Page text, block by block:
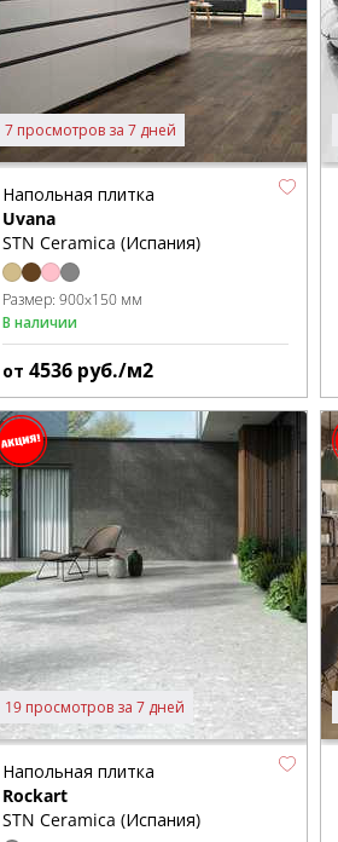
7 просмотров за 7 дней
Напольная плитка
Uvana
STN Ceramica (Испания)
Размер:900x150 мм
В наличии
от4536 руб./м2
19 просмотров за 7 дней
Напольная плитка
Rockart
STN Ceramica (Испания)